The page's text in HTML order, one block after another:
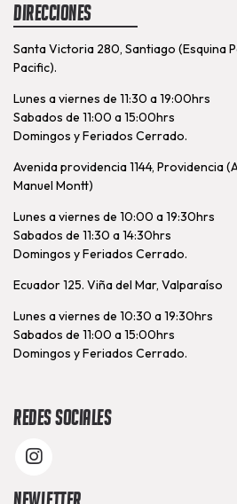
Direcciones
Santa Victoria 280, Santiago (Esquina
Pacific).
Lunes a viernes de 11:30 a 19:00hrs
Sabados de 11:00 a 15:00hrs
Domingos y Feriados Cerrado.
Avenida providencia 1144, Providencia
Manuel Montt)
Lunes a viernes de 10:00 a 19:30hrs
Sabados de 11:30 a 14:30hrs
Domingos y Feriados Cerrado.
Ecuador 125. Viña del Mar, Valparaíso
Lunes a viernes de 10:30 a 19:30hrs
Sabados de 11:00 a 15:00hrs
Domingos y Feriados Cerrado.
Redes Sociales